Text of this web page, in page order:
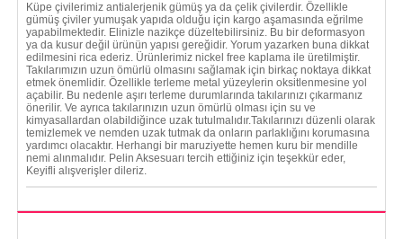
Küpe çivilerimiz antialerjenik gümüş ya da çelik çivilerdir. Özellikle
gümüş çiviler yumuşak yapıda olduğu için kargo aşamasında eğrilme
yapabilmektedir. Elinizle nazikçe düzeltebilirsiniz. Bu bir deformasyon
ya da kusur değil ürünün yapısı gereğidir. Yorum yazarken buna dikkat
edilmesini rica ederiz. Ürünlerimiz nickel free kaplama ile üretilmiştir.
Takılarımızın uzun ömürlü olmasını sağlamak için birkaç noktaya dikkat
etmek önemlidir. Özellikle terleme metal yüzeylerin oksitlenmesine yol
açabilir. Bu nedenle aşırı terleme durumlarında takılarınızı çıkarmanız
önerilir. Ve ayrıca takılarınızın uzun ömürlü olması için su ve
kimyasallardan olabildiğince uzak tutulmalıdır.Takılarınızı düzenli olarak
temizlemek ve nemden uzak tutmak da onların parlaklığını korumasına
yardımcı olacaktır. Herhangi bir maruziyette hemen kuru bir mendille
nemi alınmalıdır. Pelin Aksesuarı tercih ettiğiniz için teşekkür eder,
Keyifli alışverişler dileriz.